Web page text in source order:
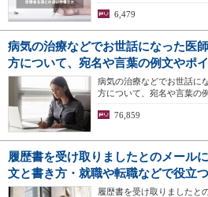
6,479
病気の治療などでお世話になった医
方について、宛名や言葉の例文やポ
病気の治療などでお世話に
方について、宛名や言葉の
76,859
履歴書を受け取りましたとのメール
文と書き方・就職や転職などで役立
履歴書を受け取りましたと